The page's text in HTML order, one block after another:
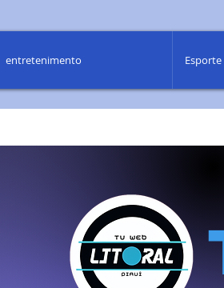
entretenimento Esporte